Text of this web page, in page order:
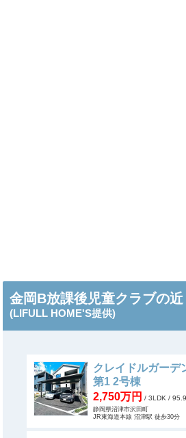
金岡B放課後児童クラブの
(LIFULL HOME'S提供)
クレイドルガー
第1 2号棟
2,750万円 / 3LDK /
静岡県沼津市沢田町
JR東海道本線 沼津駅 徒歩30分